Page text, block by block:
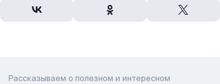
Рассказываем о полезном и интересном